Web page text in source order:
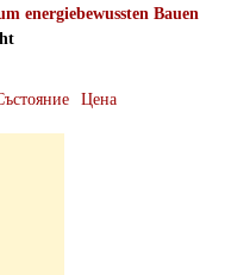
energiebewussten Bauen
Цена